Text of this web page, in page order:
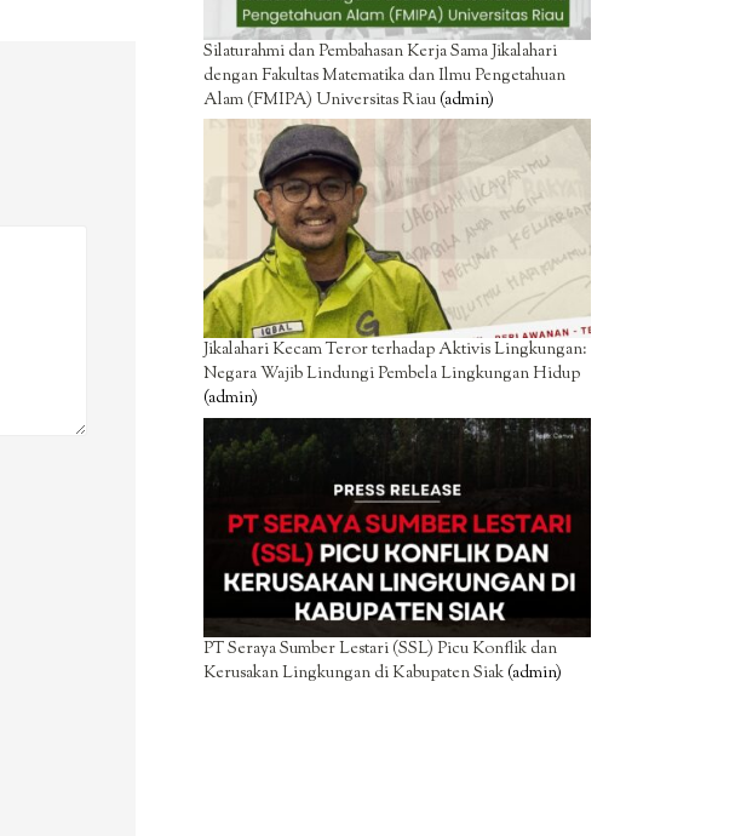
Silaturahmi dan Pembahasan Kerja Sama Jikalahari
dengan Fakultas Matematika dan Ilmu Pengetahuan
Alam (FMIPA) Universitas Riau(admin)
Jikalahari Kecam Teror terhadap Aktivis Lingkungan:
Negara Wajib Lindungi Pembela Lingkungan Hidup
(admin)
PT Seraya Sumber Lestari (SSL) Picu Konflik dan
Kerusakan Lingkungan di Kabupaten Siak(admin)